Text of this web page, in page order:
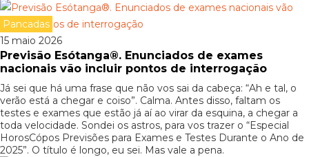
Pancadas
15 maio 2026
Previsão Esótanga®. Enunciados de exames
nacionais vão incluir pontos de interrogação
Já sei que há uma frase que não vos sai da cabeça: “Ah e tal, o
verão está a chegar e coiso”. Calma. Antes disso, faltam os
testes e exames que estão já aí ao virar da esquina, a chegar a
toda velocidade. Sondei os astros, para vos trazer o “Especial
HorosCópos Previsões para Exames e Testes Durante o Ano de
2025”. O título é longo, eu sei. Mas vale a pena.